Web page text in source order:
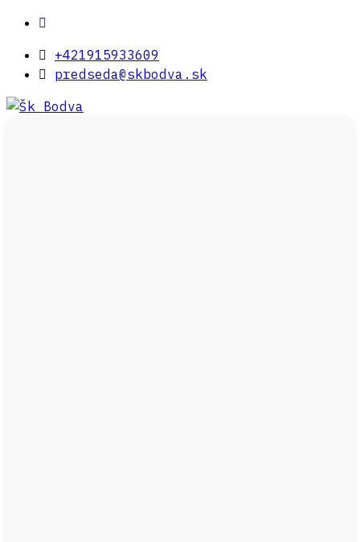
+421915933609
predseda@skbodva.sk